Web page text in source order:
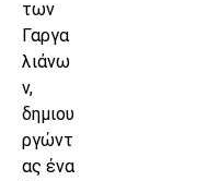
των
Γαργα
λιάνω
ν,
δημιου
ργώντ
ας ένα